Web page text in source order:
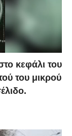
κεφάλι του
του μικρού